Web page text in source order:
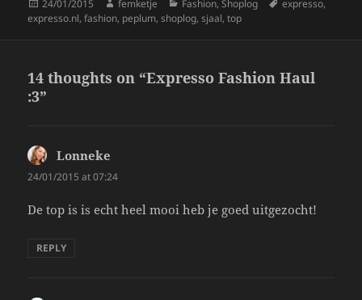
Posted
on
24/01/2015 Author
femketje Categories
Fashion,Shoplog Tags
expresso,
expresso.nl,fashion, peplum,shoplog,sjaal,top
14 thoughts on “Expresso Fashion Haul
:3”
Lonneke
24/01/2015 at 07:24
De top is is echt heel mooi heb je goed uitgezocht!
REPLY